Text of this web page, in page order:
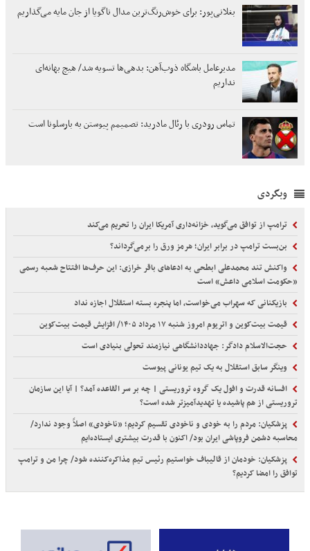
بغلانی‌پور: برای خوش‌رنگ‌ترین مدال ناگویا از جان مایه می‌گذاریم
مدیرعامل باشگاه ذوب‌آهن: ‌بدهی‌ها ‌تسویه شد/ هیچ بهانه‌ای
نداریم
تماس رودری با رئال مادرید: تصمیمم پیوستن به بارسلونا است
وبگردی
ترامپ از توافق می‌گوید، خزانه‌داری آمریکا ایران را تحریم می‌کند
بن‌بست ترامپ در برابر ایران؛ هرمز ورق را برمی‌گرداند؟
واکنش تند محمدعلی ابطحی به ادعاهای باقر خرازی: این حرف‌ها افتتاح شعبه رسمی
«حکومت اسلامی داعش» است
بازیکنانی که سهراب می‌خواست، اما پنجره بسته استقلال اجازه نداد
قیمت بیت‌کوین و اتریوم امروز شنبه ۱۷ مرداد ۱۴۰۵/ افزایش قیمت بیت‌کوین
حجت‌الاسلام دادگر: جهاددانشگاهی نیازمند تحولی بنیادی است
وینگر سابق استقلال به یک تیم یونانی پیوست
افسانه قدرت و افول یک گروه تروریستی | چه بر سر القاعده آمد؟ | آیا این سازمان
تروریستی از هم پاشیده یا تهدیدآمیزتر شده است؟
پزشکیان: مردم را به خودی و ناخودی تقسیم کردیم؛ «ناخودی» اصلاً وجود ندارد/
محاسبه دشمن فروپاشی ایران بود/ اکنون با قدرت بیشتری ایستاده‌ایم
پزشکیان: خودمان از قالیباف خواستیم رئیس تیم مذاکره‌کننده شود/ چرا من و ترامپ
توافق را امضا کردیم؟